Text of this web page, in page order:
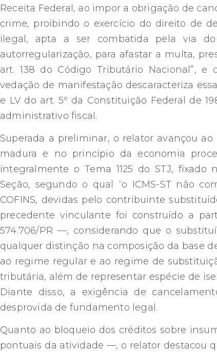
Receita Federal, ao impor a obrigação de
crime, proibindo o exercício do direito de
ilegal, apta a ser combatida pela via do
autorregularização, para afastar a multa,
art. 138 do Código Tributário Nacional”,
vedação de manifestação descaracteriza
e LV do art. 5º da Constituição Federal de
administrativo fiscal.
Superada a preliminar, o relator avançou
madura e no princípio da economia
integralmente o Tema 1125 do STJ, fixado
Seção, segundo o qual “o ICMS-ST não
COFINS, devidas pelo contribuinte
precedente vinculante foi construído a
574.706/PR —, considerando que o
qualquer distinção na composição da base
ao regime regular e ao regime de
tributária, além de representar espécie de
Diante disso, a exigência de
desprovida de fundamento legal.
Quanto ao bloqueio dos créditos sobre
pontuais da atividade —, o relator destacou